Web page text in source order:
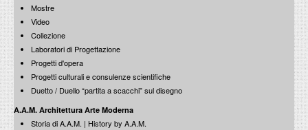
Mostre
Video
Collezione
Laboratori di Progettazione
Progetti d'opera
Progetti culturali e consulenze scientifiche
Duetto / Duello “partita a scacchi” sul disegno
A.A.M. Architettura Arte Moderna
Storia di A.A.M. | History by A.A.M.